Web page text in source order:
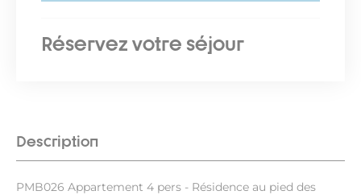
Description
PMB026 Appartement 4 pers - Résidence au pied des
Réservez votre séjour